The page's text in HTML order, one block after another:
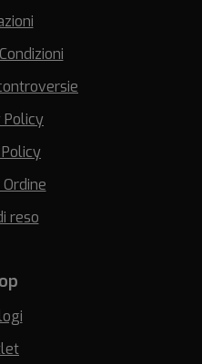
Policy
reso